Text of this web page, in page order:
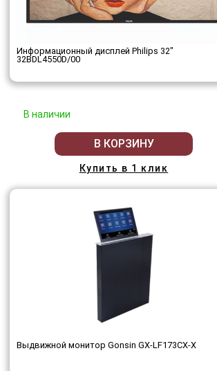
Информационный дисплей Philips 32"
32BDL4550D/00
В наличии
В КОРЗИНУ
Купить в 1 клик
Выдвижной монитор Gonsin GX-LF173CX-X